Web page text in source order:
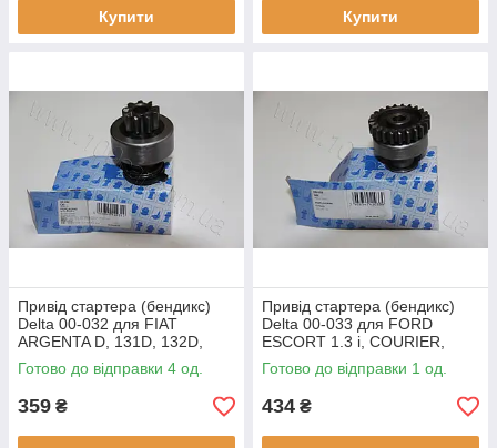
Купити Купити
Привід стартера (бендикс)
Delta 00-032 для FIAT
ARGENTA D, 131D, 132D,
оригінальні номери:
85540151, 1574, 132821
Готово до відправки 4 од.
359 ₴
Привід стартера (бендикс)
Delta 00-033 для FORD
ESCORT 1.3 i, COURIER,
оригінальні номери:
F5BU11350AA, 2105, 139710
Готово до відправки 1 од.
434 ₴